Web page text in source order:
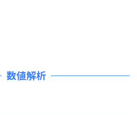
数値解析